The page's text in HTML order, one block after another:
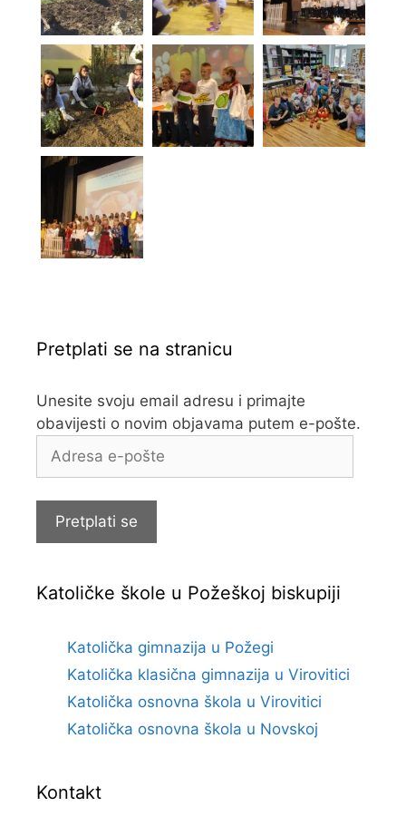
Pretplati se na stranicu
Unesite svoju email adresu i primajte
obavijesti o novim objavama putem e-pošte.
e-
Pretplati se
Katoličke škole u Požeškoj biskupiji
Katolička gimnazija u Požegi
Katolička klasična gimnazija u Virovitici
Katolička osnovna škola u Virovitici
Katolička osnovna škola u Novskoj
Kontakt